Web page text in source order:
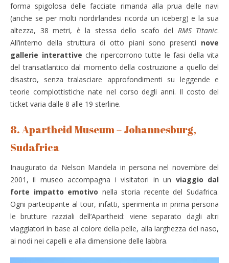
forma spigolosa delle facciate rimanda alla prua delle navi
(anche se per molti nordirlandesi ricorda un iceberg) e la sua
altezza, 38 metri, è la stessa dello scafo del RMS Titanic.
All’interno della struttura di otto piani sono presenti nove
gallerie interattive che ripercorrono tutte le fasi della vita
del transatlantico dal momento della costruzione a quello del
disastro, senza tralasciare approfondimenti su leggende e
teorie complottistiche nate nel corso degli anni. Il costo del
ticket varia dalle 8 alle 19 sterline.
8. Apartheid Museum – Johannesburg,
Sudafrica
Inaugurato da Nelson Mandela in persona nel novembre del
2001, il museo accompagna i visitatori in un viaggio dal
forte impatto emotivo nella storia recente del Sudafrica.
Ogni partecipante al tour, infatti, sperimenta in prima persona
le brutture razziali dell’Apartheid: viene separato dagli altri
viaggiatori in base al colore della pelle, alla larghezza del naso,
ai nodi nei capelli e alla dimensione delle labbra.